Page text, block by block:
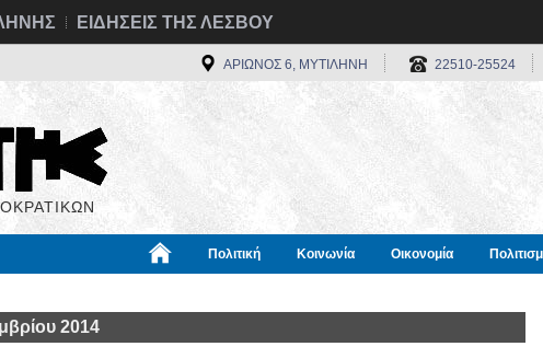
ΕΙΔΗΣΕΙΣ ΤΗΣ ΛΕΣΒΟΥ
ΑΡΙΩΝΟΣ 6, ΜΥΤΙΛΗΝΗ 22510-25524
Πολιτική Κοινωνία Οικονομία
2014